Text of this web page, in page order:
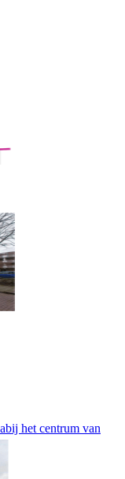
het centrum van